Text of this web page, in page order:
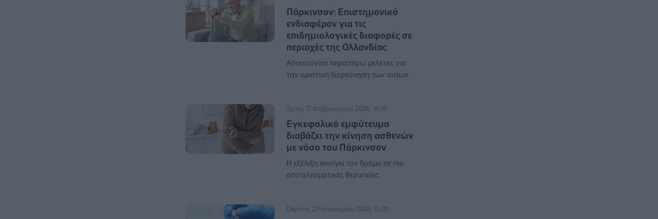
Πάρκινσον: Επιστημονικό
ενδιαφέρον για τις
επιδημιολογικές διαφορές σε
περιοχές της Ολλανδίας
Απαιτούνται περαιτέρω μελέτες για
την οριστική διερεύνηση των αιτίων.
Τρίτη, 17 Φεβρουαρίου 2026, 16:19
Eγκεφαλικό εμφύτευμα
διαβάζει την κίνηση ασθενών
με νόσο του Πάρκινσον
Η εξέλιξη ανοίγει τον δρόμο σε πιο
αποτελεσματικές θεραπείες.
Πέμπτη, 29 Ιανουαρίου 2026, 15:00